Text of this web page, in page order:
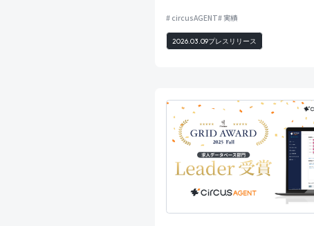
circusAGENT 実績
2026.03.09プレスリリース